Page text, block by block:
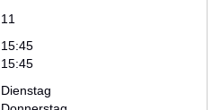
11
15:45
15:45
Dienstag